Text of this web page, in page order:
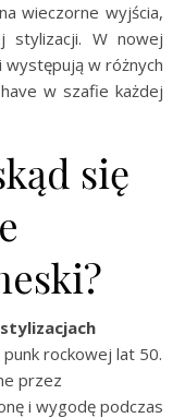
wieczorne wyjścia,
stylizacji. W nowej
występują w różnych
w szafie każdej
się
rockowej lat 50.
przez
i wygodę podczas